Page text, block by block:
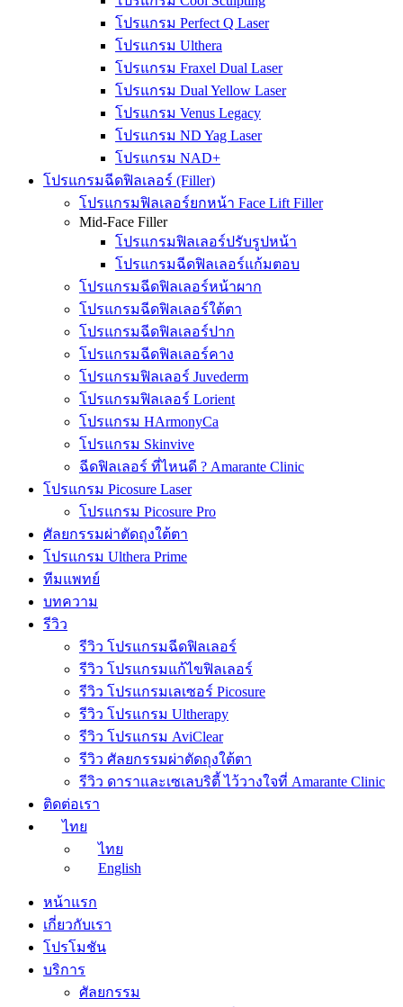
โปรแกรม Perfect Q Laser
โปรแกรม Ulthera
โปรแกรม Fraxel Dual Laser
โปรแกรม Dual Yellow Laser
โปรแกรม Venus Legacy
โปรแกรม ND Yag Laser
โปรแกรม NAD+
โปรแกรมฉีดฟิลเลอร์ (Filler)
โปรแกรมฟิลเลอร์ยกหน้า Face Lift Filler
Mid-Face Filler
โปรแกรมฟิลเลอร์ปรับรูปหน้า
โปรแกรมฉีดฟิลเลอร์แก้มตอบ
โปรแกรมฉีดฟิลเลอร์หน้าผาก
โปรแกรมฉีดฟิลเลอร์ใต้ตา
โปรแกรมฉีดฟิลเลอร์ปาก
โปรแกรมฉีดฟิลเลอร์คาง
โปรแกรมฟิลเลอร์ Juvederm
โปรแกรมฟิลเลอร์ Lorient
โปรแกรม HArmonyCa
โปรแกรม Skinvive
ฉีดฟิลเลอร์ ที่ไหนดี ? Amarante Clinic
โปรแกรม Picosure Laser
โปรแกรม Picosure Pro
ศัลยกรรมผ่าตัดถุงใต้ตา
โปรแกรม Ulthera Prime
ทีมแพทย์
บทความ
รีวิว
รีวิว โปรแกรมฉีดฟิลเลอร์
รีวิว โปรแกรมแก้ไขฟิลเลอร์
รีวิว โปรแกรมเลเซอร์ Picosure
รีวิว โปรแกรม Ultherapy
รีวิว โปรแกรม AviClear
รีวิว ศัลยกรรมผ่าตัดถุงใต้ตา
รีวิว ดาราและเซเลบริตี้ ไว้วางใจที่ Amarante Clinic
ติดต่อเรา
ไทย
ไทย
English
หน้าแรก
เกี่ยวกับเรา
โปรโมชัน
บริการ
ศัลยกรรม